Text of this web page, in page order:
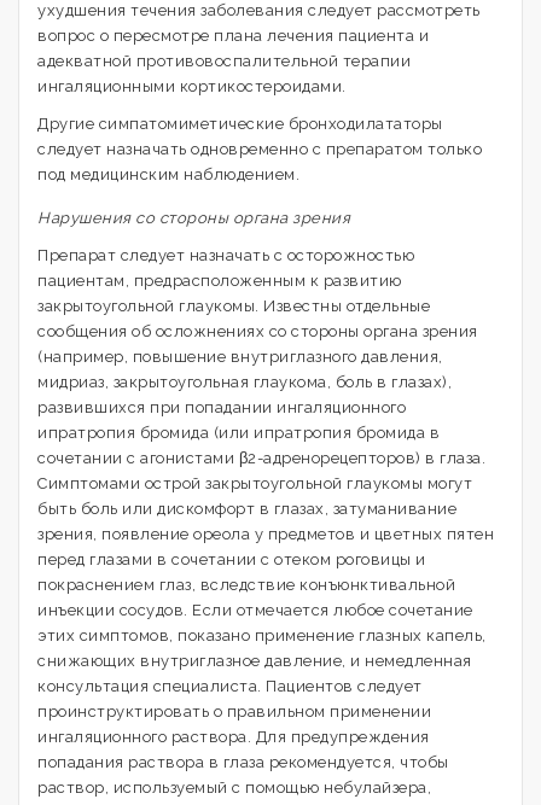
ухудшения течения заболевания следует рассмотреть
вопрос о пересмотре плана лечения пациента и
адекватной противовоспалительной терапии
ингаляционными кортикостероидами.
Другие симпатомиметические бронходилататоры
следует назначать одновременно с препаратом только
под медицинским наблюдением.
Нарушения со стороны органа зрения
Препарат следует назначать с осторожностью
пациентам, предрасположенным к развитию
закрытоугольной глаукомы. Известны отдельные
сообщения об осложнениях со стороны органа зрения
(например, повышение внутриглазного давления,
мидриаз, закрытоугольная глаукома, боль в глазах),
развившихся при попадании ингаляционного
ипратропия бромида (или ипратропия бромида в
сочетании с агонистами β2-адренорецепторов) в глаза.
Симптомами острой закрытоугольной глаукомы могут
быть боль или дискомфорт в глазах, затуманивание
зрения, появление ореола у предметов и цветных пятен
перед глазами в сочетании с отеком роговицы и
покраснением глаз, вследствие конъюнктивальной
инъекции сосудов. Если отмечается любое сочетание
этих симптомов, показано применение глазных капель,
снижающих внутриглазное давление, и немедленная
консультация специалиста. Пациентов следует
проинструктировать о правильном применении
ингаляционного раствора. Для предупреждения
попадания раствора в глаза рекомендуется, чтобы
раствор, используемый с помощью небулайзера,